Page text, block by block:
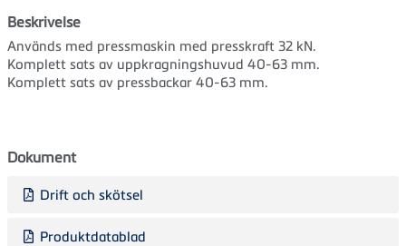
Beskrivelse
Används med pressmaskin med presskraft 32 kN.
Komplett sats av uppkragningshuvud 40-63 mm.
Komplett sats av pressbackar 40-63 mm.
Dokument
Drift och skötsel
Produktdatablad